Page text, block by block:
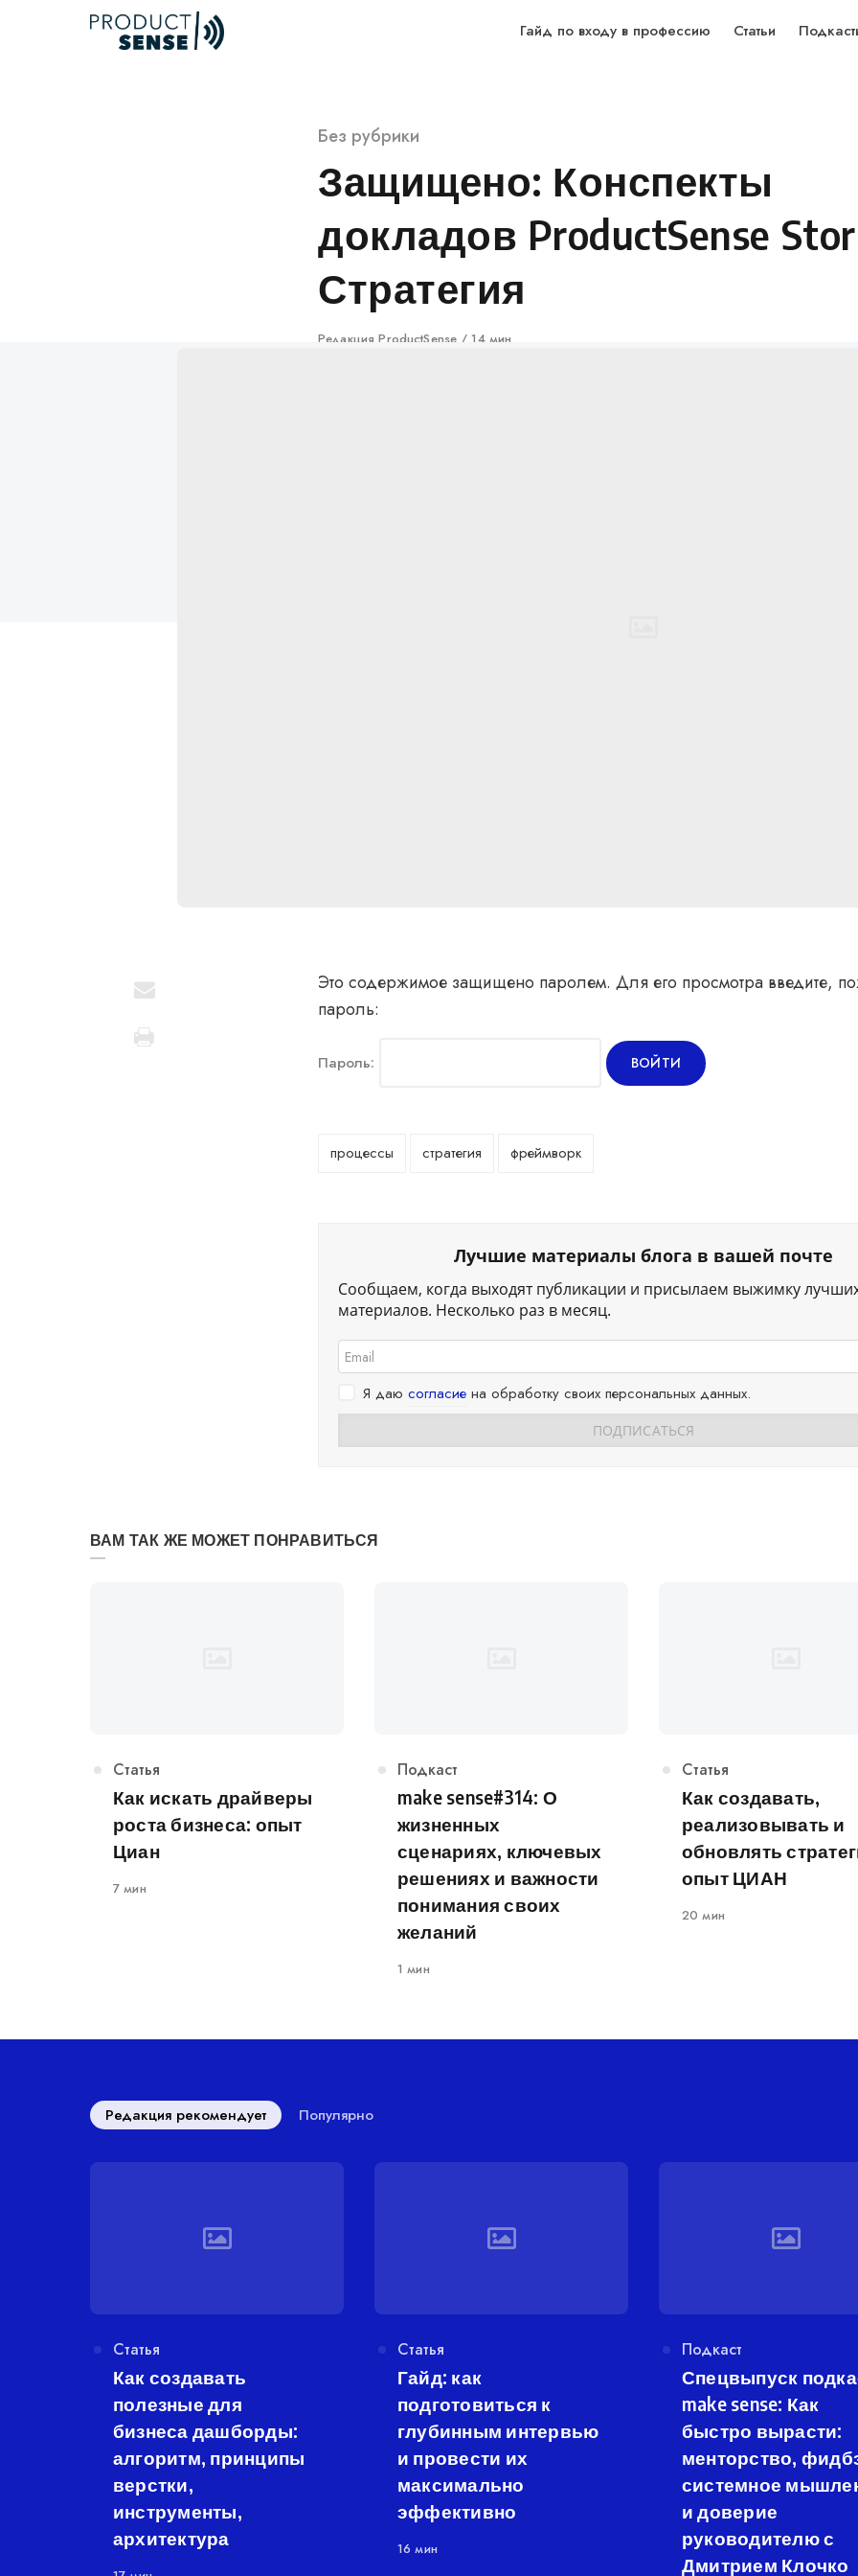
Гайд по входу в профессию Статьи
Категория
Без рубрики
Защищено: Конспекты
докладов ProductSense
Стратегия
Автор
Редакция ProductSense 14 мин
Это содержимое защищено паролем. Для его просмотра введите,
пароль:
Пароль:
процессы стратегия фреймворк
Лучшие материалы блога в вашей почте
Сообщаем, когда выходят публикации и присылаем выжимку
материалов. Несколько раз в месяц.
Я даю согласие на обработку своих персональных данных.
ВАМ ТАК ЖЕ МОЖЕТ ПОНРАВИТЬСЯ
Категория
Статья
Как искать драйверы
роста бизнеса: опыт
Циан
7 мин
Категория
Подкаст
make sense#314: О
жизненных
сценариях, ключевых
решениях и важности
понимания своих
желаний
1 мин
Категория
Статья
Как создавать,
реализовывать и
обновлять
опыт ЦИАН
20 мин
Редакция рекомендует Популярно
Категория
Статья
Как создавать
полезные для
бизнеса дашборды:
алгоритм, принципы
верстки,
инструменты,
архитектура
Категория
Статья
Гайд: как
подготовиться к
глубинным интервью
и провести их
максимально
эффективно
16 мин
Категория
Подкаст
Спецвыпуск
make sense: Как
быстро вырасти:
менторство,
системное
и доверие
руководителю с
Дмитрием Клочко